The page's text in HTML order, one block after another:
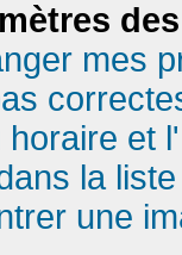
mes
et
la
une